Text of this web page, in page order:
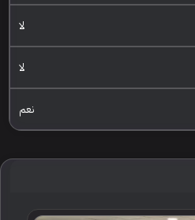
لا
لا
نعم